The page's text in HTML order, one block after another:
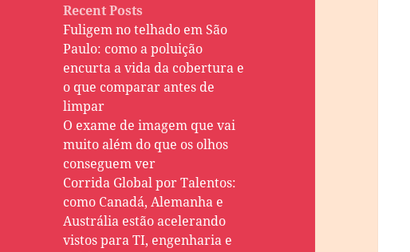
Recent Posts
Fuligem no telhado em São
Paulo: como a poluição
encurta a vida da cobertura e
o que comparar antes de
limpar
O exame de imagem que vai
muito além do que os olhos
conseguem ver
Corrida Global por Talentos:
como Canadá, Alemanha e
Austrália estão acelerando
vistos para TI, engenharia e